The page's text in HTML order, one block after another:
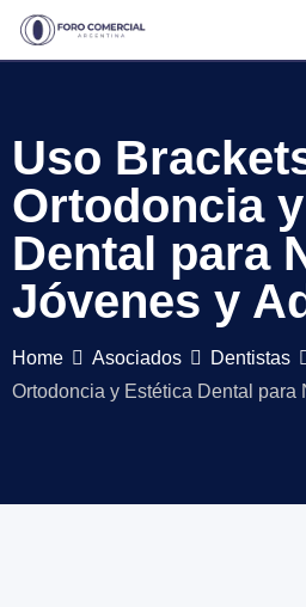
Skip
Uso
Ortodoncia
Dental para
Jóvenes y
Home Asociados Dentistas
Ortodoncia y Estética Dental para